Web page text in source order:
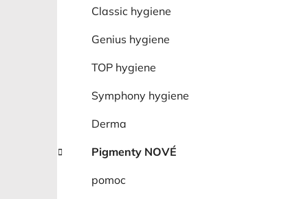
Classic hygiene
Genius hygiene
TOP hygiene
Symphony hygiene
Derma
Pigmenty NOVÉ
pomoc